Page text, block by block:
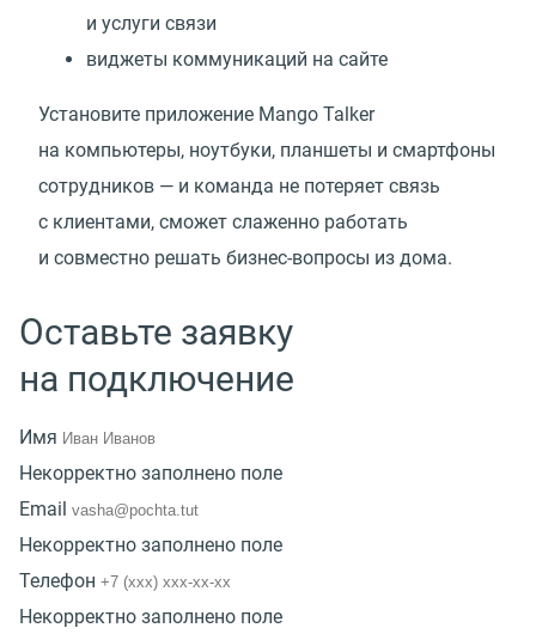
и услуги связи
виджеты коммуникаций на сайте
Установите приложение Mango Talker
на компьютеры, ноутбуки, планшеты и смартфоны
сотрудников — и команда не потеряет связь
с клиентами, сможет слаженно работать
и совместно решать бизнес-вопросы из дома.
Оставьте заявку
на подключение
Имя
Некорректно заполнено поле
Email
Некорректно заполнено поле
Телефон
Некорректно заполнено поле